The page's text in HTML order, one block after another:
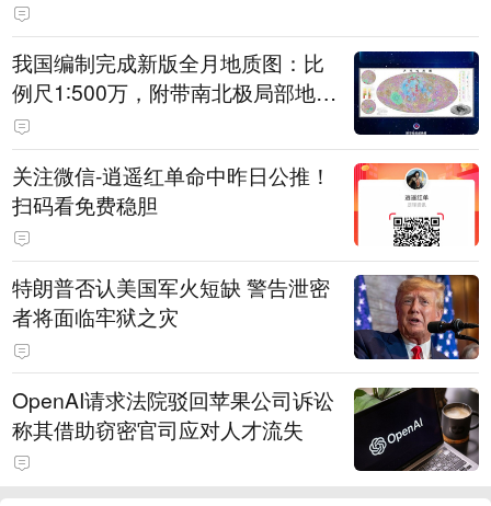
我国编制完成新版全月地质图：比
例尺1∶500万，附带南北极局部地质
图，修正“月球时钟”，精准标注1.3
万余个撞击坑
关注微信-逍遥红单命中昨日公推！
扫码看免费稳胆
特朗普否认美国军火短缺 警告泄密
者将面临牢狱之灾
OpenAI请求法院驳回苹果公司诉讼
称其借助窃密官司应对人才流失